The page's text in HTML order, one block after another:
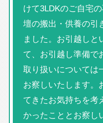
けて3LDKのご自宅
壇の搬出・供養の引
ました。お引越し
て、お引越し準備で
取り扱いについては
お察しいたします。
てきたお気持ちを考
かったこととお察し